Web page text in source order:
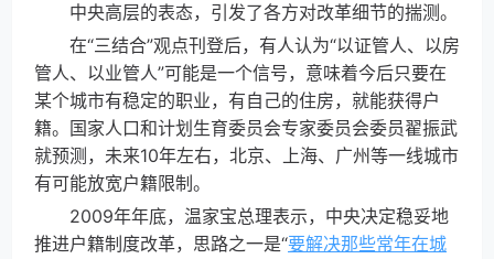
中央高层的表态，引发了各方对改革细节的揣测。
在“三结合”观点刊登后，有人认为“以证管人、以房
管人、以业管人”可能是一个信号，意味着今后只要在
某个城市有稳定的职业，有自己的住房，就能获得户
籍。国家人口和计划生育委员会专家委员会委员翟振武
就预测，未来10年左右，北京、上海、广州等一线城市
有可能放宽户籍限制。
2009年年底，温家宝总理表示，中央决定稳妥地
推进户籍制度改革，思路之一是“要解决那些常年在城